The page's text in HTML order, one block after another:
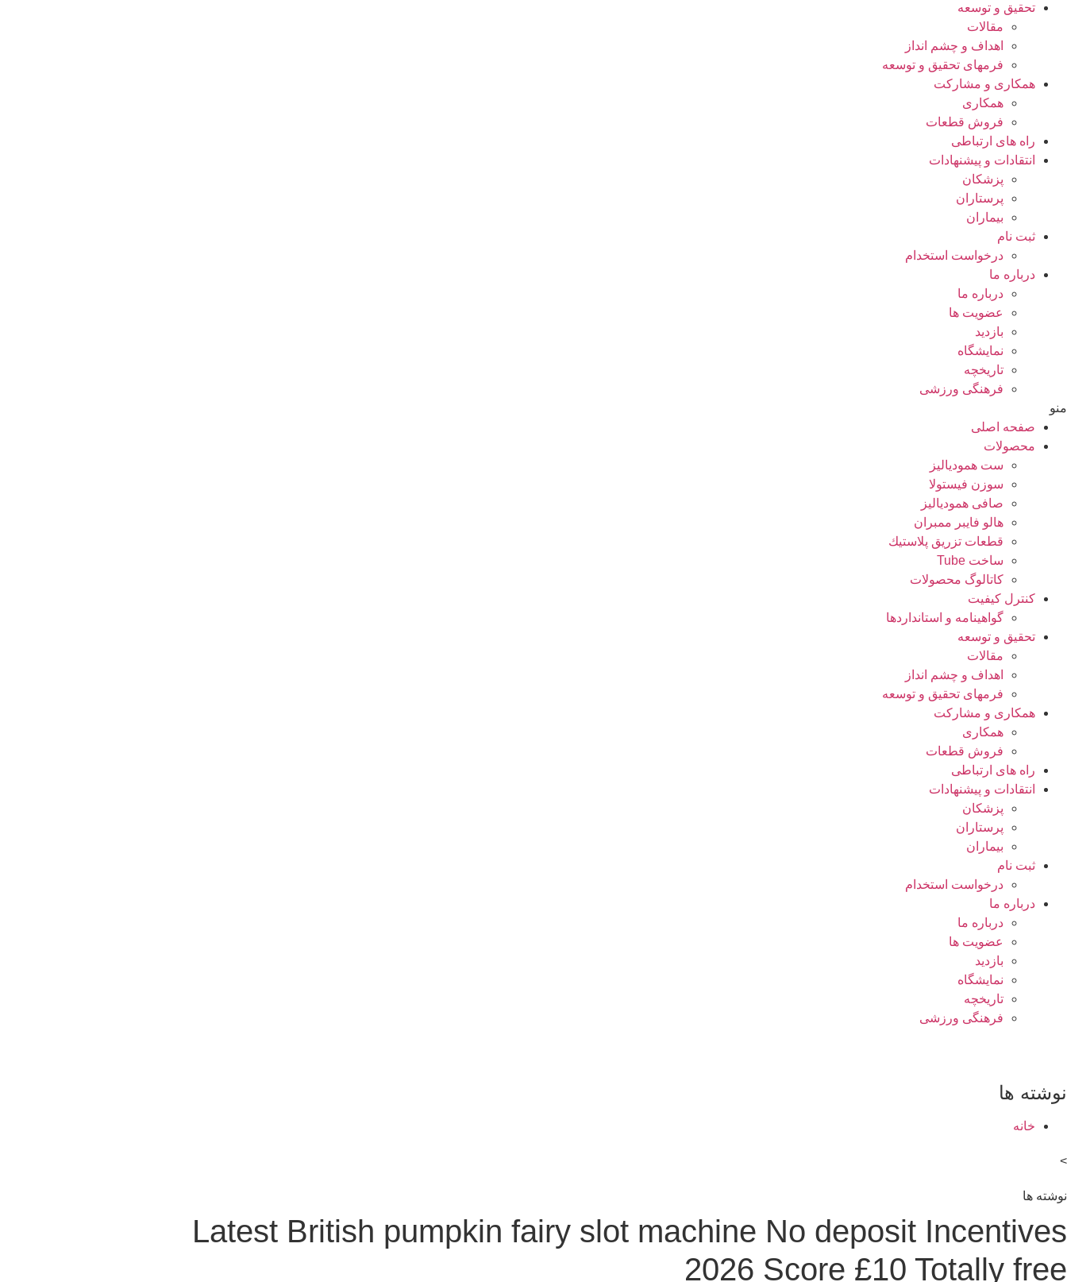
تحقيق و توسعه
مقالات
اهداف و چشم انداز
فرمهای تحقیق و توسعه
همکاری و مشارکت
همکاری
فروش قطعات
راه های ارتباطی
انتقادات و پيشنهادات
پزشكان
پرستاران
بيماران
ثبت نام
درخواست استخدام
درباره ما
درباره ما
عضویت ها
بازدید
نمایشگاه
تاريخچه
فرهنگی ورزشی
منو
صفحه اصلی
محصولات
ست همودیالیز
سوزن فیستولا
صافی همودیالیز
هالو فایبر ممبران
قطعات تزريق پلاستيك
ساخت Tube
کاتالوگ محصولات
کنترل کیفیت
گواهينامه و استانداردها
تحقيق و توسعه
مقالات
اهداف و چشم انداز
فرمهای تحقیق و توسعه
همکاری و مشارکت
همکاری
فروش قطعات
راه های ارتباطی
انتقادات و پيشنهادات
پزشكان
پرستاران
بيماران
ثبت نام
درخواست استخدام
درباره ما
درباره ما
عضویت ها
بازدید
نمایشگاه
تاريخچه
فرهنگی ورزشی
نوشته ها
خانه
>
نوشته ها
Latest British pumpkin fairy slot machine No deposit Incentives
2026 Score £10 Totally free